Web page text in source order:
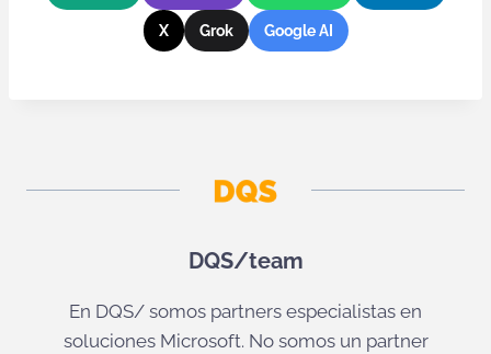
X Grok Google AI
DQS/team
En DQS/ somos partners especialistas en
soluciones Microsoft. No somos un partner